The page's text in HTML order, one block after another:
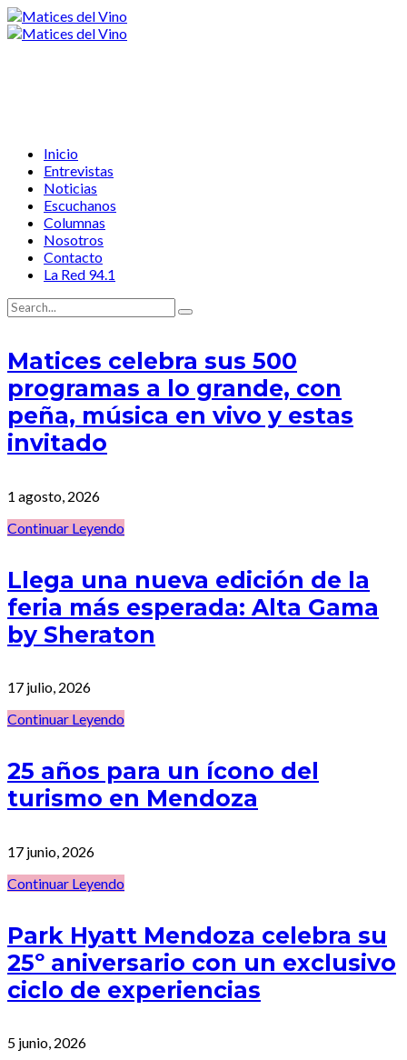
Inicio
Entrevistas
Noticias
Escuchanos
Columnas
Nosotros
Contacto
La Red 94.1
Matices celebra sus 500
programas a lo grande, con
peña, música en vivo y estas
invitado
1 agosto, 2026
Continuar Leyendo
Llega una nueva edición de la
feria más esperada: Alta Gama
by Sheraton
17 julio, 2026
Continuar Leyendo
25 años para un ícono del
turismo en Mendoza
17 junio, 2026
Continuar Leyendo
Park Hyatt Mendoza celebra su
25º aniversario con un exclusivo
ciclo de experiencias
5 junio, 2026